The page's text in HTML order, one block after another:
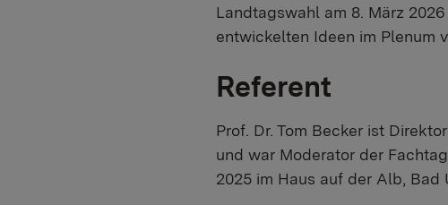
Landtagswahl am 8. März
entwickelten Ideen im Plenum
Referent
Prof. Dr. Tom Becker ist
und war Moderator der
2025 im Haus auf der Alb, Bad